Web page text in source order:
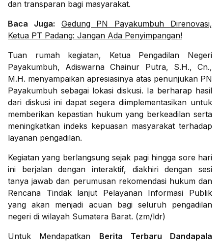
dan transparan bagi masyarakat.
Baca Juga:
Gedung PN Payakumbuh Direnovasi,
Ketua PT Padang: Jangan Ada Penyimpangan!
Tuan rumah kegiatan, Ketua Pengadilan Negeri
Payakumbuh, Adiswarna Chainur Putra, S.H., Cn.,
M.H. menyampaikan apresiasinya atas penunjukan PN
Payakumbuh sebagai lokasi diskusi. Ia berharap hasil
dari diskusi ini dapat segera diimplementasikan untuk
memberikan kepastian hukum yang berkeadilan serta
meningkatkan indeks kepuasan masyarakat terhadap
layanan pengadilan.
Kegiatan yang berlangsung sejak pagi hingga sore hari
ini berjalan dengan interaktif, diakhiri dengan sesi
tanya jawab dan perumusan rekomendasi hukum dan
Rencana Tindak lanjut Pelayanan Informasi Publik
yang akan menjadi acuan bagi seluruh pengadilan
negeri di wilayah Sumatera Barat. (zm/ldr)
Untuk Mendapatkan Berita Terbaru Dandapala